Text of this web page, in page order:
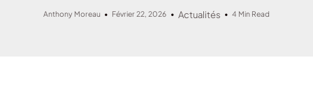
Anthony Moreau Février 22, 2026 Actualités 4 Min Read